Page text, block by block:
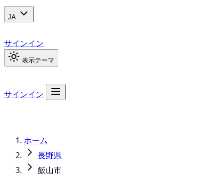
JA
サインイン
表示テーマ
サインイン
ホーム
長野県
飯山市